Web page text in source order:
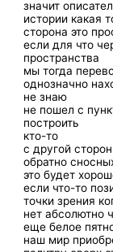
значит
истории какая
сторона это
если для что
пространства
мы тогда
однозначно
не знаю
не пошел с
построить
кто-то
с другой
обратно
это будет
если что-то
точки зрения
нет абсолютно
еще белое
наш мир